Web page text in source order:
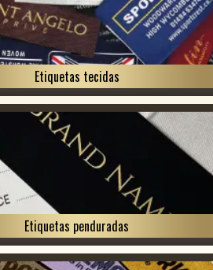
Etiquetas tecidas
Etiquetas penduradas